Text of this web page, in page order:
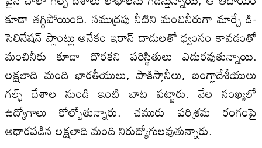
కూడా తగ్గిపోయింది. సముద్రపు నీటిని మంచినీరుగా మార్చే డి-
సెలినేషన్ ప్లాంట్లు అనేకం ఇరాన్ దాడులతో ధ్వంసం కావడంతో
మంచినీరు కూడా దొరకని పరిస్థితులు ఎదురవుతున్నాయి.
లక్షలాది మంది భారతీయులు, పాకిస్తానీలు, బంగ్లాదేశీయులు
గల్ఫ్ దేశాల నుండి ఇంటి బాట పట్టారు. వేల సంఖ్యలో
ఉద్యోగాలు కోల్పోతున్నారు. చమురు పరిశ్రమ రంగంపై
ఆధారపడిన లక్షలాది మంది నిరుద్యోగులవుతున్నారు.